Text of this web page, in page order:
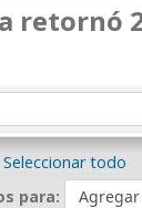
retornó
Seleccionar todo
para: